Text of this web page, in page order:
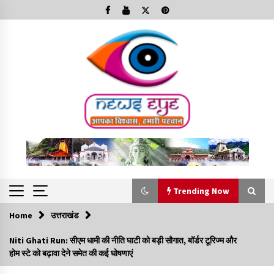
to
Trending Now
Trending Now
Minorities Rights Day : विश्व अल्पसंख्यक अधिकार दिवस
कार्यक्रम में शामिल हुए सीएम,आधुनिक मदरसों का नाम अब्दुल कलाम के नाम
Home उत्तराखंड
Niti Ghati Run: सीएम धामी की नीति घाटी को बड़ी सौगात, बॉर्डर टूरिज्म और
होम स्टे को बढ़ावा देने समेत की कई घोषणाएं